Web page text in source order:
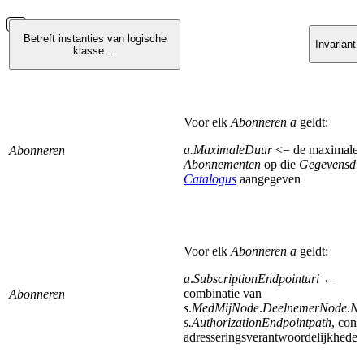
Betreft instanties van logische
klasse ...
Invariant
Abonneren
Voor elk Abonneren a geldt:
a.MaximaleDuur<= de maximale
Abonnementen op die
Catalogus aangegeven
Abonneren
Voor elk Abonneren a geldt:
a.SubscriptionEndpointuri ←
combinatie van
s.MedMijNode.DeelnemerNode.
s.AuthorizationEndpointpath,